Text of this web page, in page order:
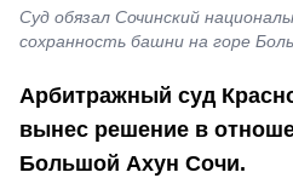
Суд обязал Сочинский
сохранность башни на горе
Арбитражный суд
вынес решение в
Большой Ахун Сочи.